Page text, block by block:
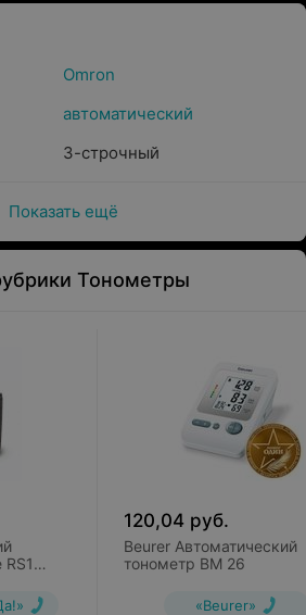
Omron
автоматический
3-строчный
Показать ещё
Тонометры
120,04 руб.
Beurer Автоматический
тонометр BM 26
«Beurer»